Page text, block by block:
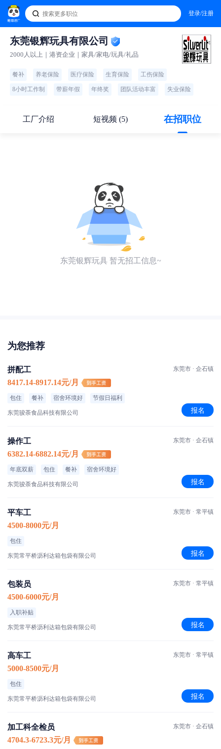
登录/注册
东莞银辉玩具有限公司
2000人以上｜港资企业｜家具/家电/玩具/礼品
餐补 养老保险 医疗保险 生育保险 工伤保险
8小时工作制 带薪年假 年终奖 团队活动丰富 失业保险
工厂介绍 短视频 (5) 在招职位
东莞银辉玩具 暂无招工信息~
为您推荐
拼配工
8417.14-8917.14元/月
包住 餐补 宿舍环境好 节假日福利
东莞骏荼食品科技有限公司
东莞市 · 企石镇
报名
操作工
6382.14-6882.14元/月
年底双薪 包住 餐补 宿舍环境好
东莞骏荼食品科技有限公司
东莞市 · 企石镇
报名
平车工
4500-8000元/月
包住
东莞常平桥沥利达箱包袋有限公司
东莞市 · 常平镇
报名
包装员
4500-6000元/月
入职补贴
东莞常平桥沥利达箱包袋有限公司
东莞市 · 常平镇
报名
高车工
5000-8500元/月
包住
东莞常平桥沥利达箱包袋有限公司
东莞市 · 常平镇
报名
加工科全检员
4704.3-6723.3元/月
东莞市 · 企石镇